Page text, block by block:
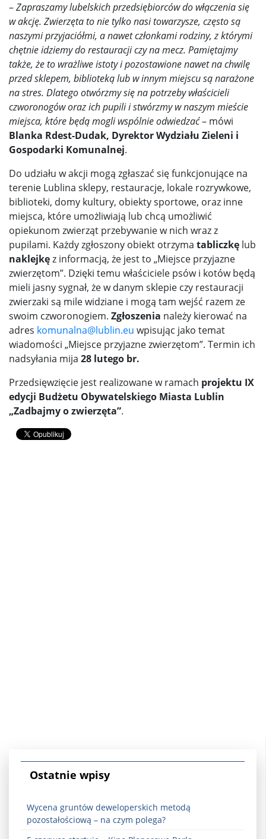
–Zapraszamy lubelskich przedsiębiorców do włączenia się
w akcję. Zwierzęta to nie tylko nasi towarzysze, często są
naszymi przyjaciółmi, a nawet członkami rodziny, z którymi
chętnie idziemy do restauracji czy na mecz. Pamiętajmy
także, że to wrażliwe istoty i pozostawione nawet na chwilę
przed sklepem, biblioteką lub w innym miejscu są narażone
na stres. Dlatego otwórzmy się na potrzeby właścicieli
czworonogów oraz ich pupili i stwórzmy w naszym mieście
miejsca, które będą mogli wspólnie odwiedzać– mówi
Blanka Rdest-Dudak, Dyrektor Wydziału Zieleni i
Gospodarki Komunalnej.
Do udziału w akcji mogą zgłaszać się funkcjonujące na
terenie Lublina sklepy, restauracje, lokale rozrywkowe,
biblioteki, domy kultury, obiekty sportowe, oraz inne
miejsca, które umożliwiają lub chcą umożliwić
opiekunom zwierząt przebywanie w nich wraz z
pupilami. Każdy zgłoszony obiekt otrzyma tabliczkę lub
naklejkęz informacją, że jest to „Miejsce przyjazne
zwierzętom”. Dzięki temu właściciele psów i kotów będą
mieli jasny sygnał, że w danym sklepie czy restauracji
zwierzaki są mile widziane i mogą tam wejść razem ze
swoim czworonogiem. Zgłoszenia należy kierować na
adres komunalna@lublin.eu wpisując jako temat
wiadomości „Miejsce przyjazne zwierzętom”. Termin ich
nadsyłania mija 28 lutego br.
Przedsięwzięcie jest realizowane w ramach projektu IX
edycji Budżetu Obywatelskiego Miasta Lublin
„Zadbajmy o zwierzęta”.
Ostatnie wpisy
Wycena gruntów deweloperskich metodą
pozostałościową – na czym polega?